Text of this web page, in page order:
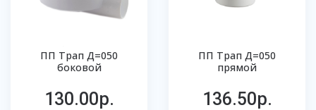
ПП Трап Д=050
боковой
130.00р.
ПП Трап Д=050
прямой
136.50р.